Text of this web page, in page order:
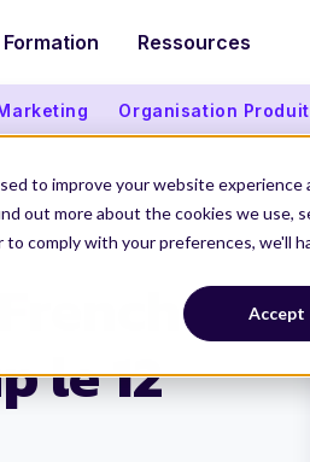
to improve your website experience
out more about the cookies we use,
comply with your preferences, we'll
Accept
Formation Ressources
Organisation Produit
12 février !
le 12